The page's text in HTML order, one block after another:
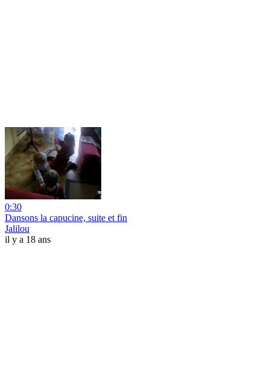
0:30
Dansons la capucine, suite et fin
Jalilou
il y a 18 ans